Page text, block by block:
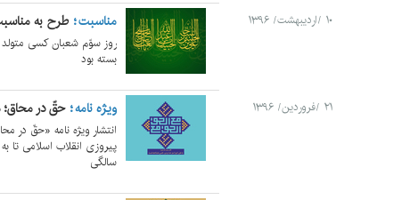
۱۰ /اردیبهشت/ ۱۳۹۶ مناسبت طرح به
روز سوّم شعبان کسی متولد
بسته بود
۲۱ /فروردین/ ۱۳۹۶ ویژه نامه حقّ در محاق؛
انتشار ویژه نامه «حقّ در
سالگی